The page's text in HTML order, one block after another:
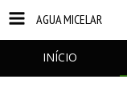
AGUA MICELAR
INÍCIO